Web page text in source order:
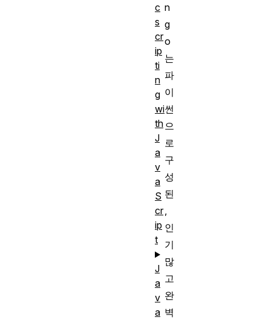
n
g
o
는
파
이
썬
으
로
구
성
된
,
인
기
많
고
완
벽
c
s
cr
ip
ti
n
g
wi
th
J
a
v
a
S
cr
ip
t
J
a
v
a